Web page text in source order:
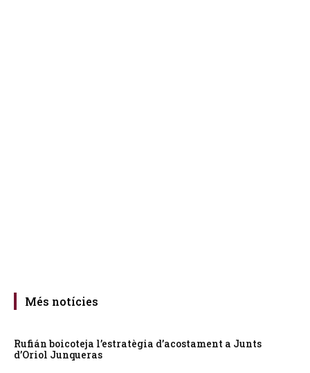
Més notícies
Rufián boicoteja l’estratègia d’acostament a Junts
d’Oriol Junqueras